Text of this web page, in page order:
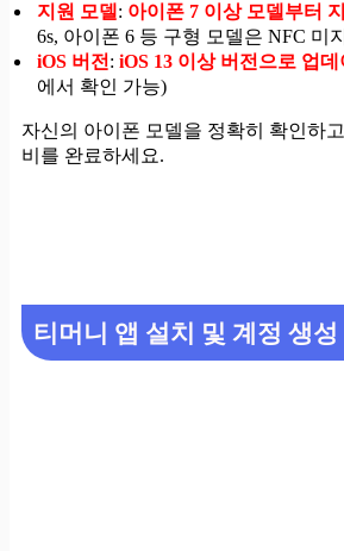
지원 모델 : 아이폰 7 이상 모델부터
6s, 아이폰 6 등 구형 모델은 NFC 미
iOS 버전 : iOS 13 이상 버전으로 업데
에서 확인 가능)
자신의 아이폰 모델을 정확히 확인하
비를 완료하세요.
티머니 앱 설치 및 계정 생성